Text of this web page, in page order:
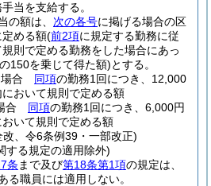
当を支給する。
の額は、 次の各号に掲げる場合の区
定める額(前2項に規定する勤務に従
則で定める勤務をした場合にあっ
150を乗じて得た額)とする。
場合 同項の勤務1回につき、12,000
おいて規則で定める額
合 同項の勤務1回につき、6,000円
いて規則で定める額
、令6条例39・一部改正)
する規定の適用除外)
条 まで及び第18条第1項の規定は、
る職員には適用しない。